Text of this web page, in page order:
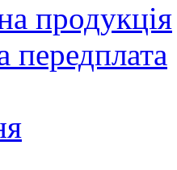
продукція
передплата